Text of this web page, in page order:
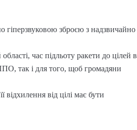
гіперзвуковою зброєю з надзвичайно
час підльоту ракети до цілей в
так і для того, щоб громадяни
відхилення від цілі має бути